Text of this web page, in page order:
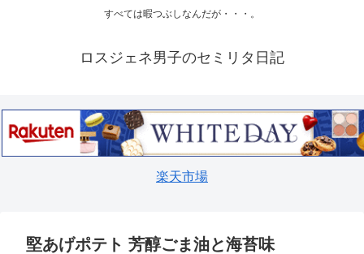
すべては暇つぶしなんだが・・・。
ロスジェネ男子のセミリタ日記
楽天市場
堅あげポテト 芳醇ごま油と海苔味